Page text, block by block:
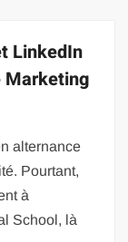
LinkedIn
Marketing
alternance
Pourtant,
à
School, là